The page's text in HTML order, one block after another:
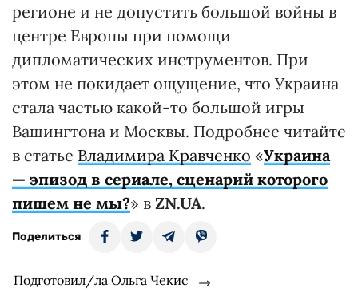
регионе и не допустить большой войны в
центре Европы при помощи
дипломатических инструментов. При
этом не покидает ощущение, что Украина
стала частью какой-то большой игры
Вашингтона и Москвы. Подробнее читайте
в статье Владимира Кравченко «Украина
— эпизод в сериале, сценарий которого
пишем не мы?» в ZN.UA.
Поделиться
Подготовил/ла Ольга Чекис